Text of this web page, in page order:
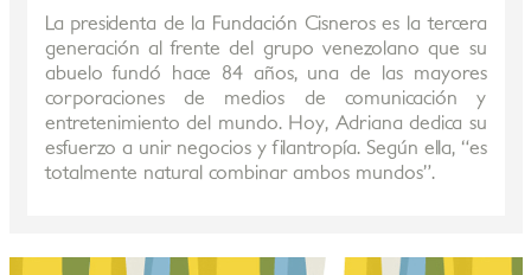
La presidenta de la Fundación Cisneros es la tercera
generación al frente del grupo venezolano que su
abuelo fundó hace 84 años, una de las mayores
corporaciones de medios de comunicación y
entretenimiento del mundo. Hoy, Adriana dedica su
esfuerzo a unir negocios y filantropía. Según ella, “es
totalmente natural combinar ambos mundos”.